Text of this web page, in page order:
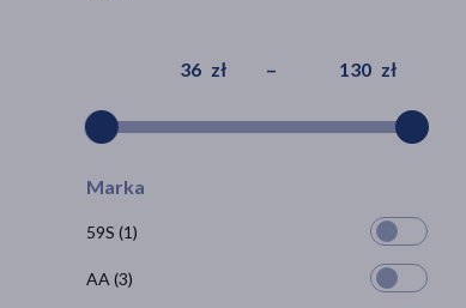
zł – zł
Marka
59S (1)
AA (3)